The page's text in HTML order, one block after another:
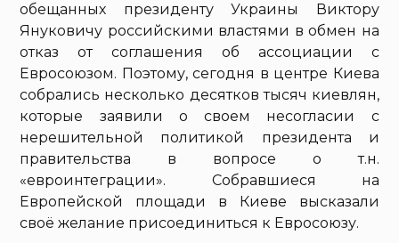
обещанных президенту Украины Виктору
Януковичу российскими властями в обмен на
отказ от соглашения об ассоциации с
Евросоюзом. Поэтому, сегодня в центре Киева
собрались несколько десятков тысяч киевлян,
которые заявили о своем несогласии с
нерешительной политикой президента и
правительства в вопросе о т.н.
«евроинтеграции». Собравшиеся на
Европейской площади в Киеве высказали
своё желание присоединиться к Евросоюзу.